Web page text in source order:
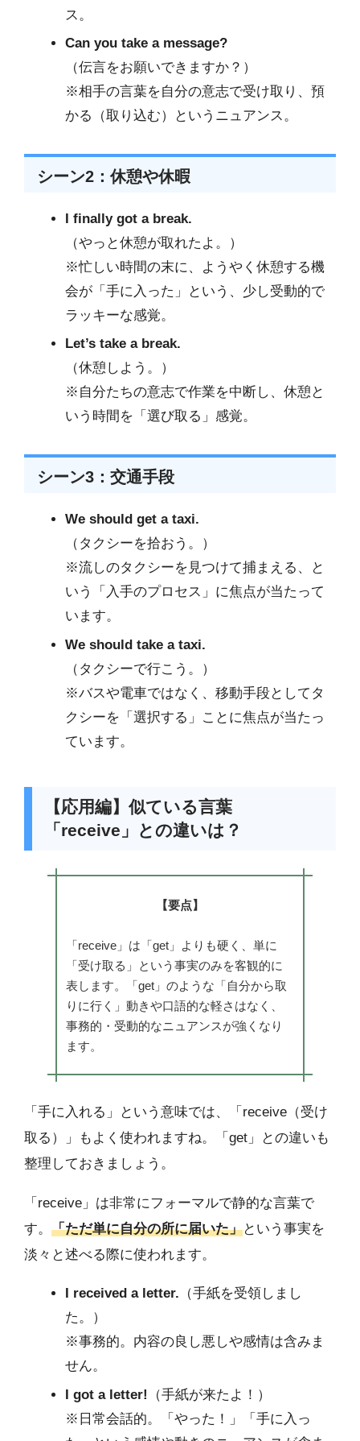
ス。
Can you take a message?
（伝言をお願いできますか？）
※相手の言葉を自分の意志で受け取り、預
かる（取り込む）というニュアンス。
シーン2：休憩や休暇
I finally got a break.
（やっと休憩が取れたよ。）
※忙しい時間の末に、ようやく休憩する機
会が「手に入った」という、少し受動的で
ラッキーな感覚。
Let’s take a break.
（休憩しよう。）
※自分たちの意志で作業を中断し、休憩と
いう時間を「選び取る」感覚。
シーン3：交通手段
We should get a taxi.
（タクシーを拾おう。）
※流しのタクシーを見つけて捕まえる、と
いう「入手のプロセス」に焦点が当たって
います。
We should take a taxi.
（タクシーで行こう。）
※バスや電車ではなく、移動手段としてタ
クシーを「選択する」ことに焦点が当たっ
ています。
【応用編】似ている言葉
「receive」との違いは？
【要点】
「receive」は「get」よりも硬く、単に
「受け取る」という事実のみを客観的に
表します。「get」のような「自分から取
りに行く」動きや口語的な軽さはなく、
事務的・受動的なニュアンスが強くなり
ます。
「手に入れる」という意味では、「receive（受け
取る）」もよく使われますね。「get」との違いも
整理しておきましょう。
「receive」は非常にフォーマルで静的な言葉で
す。 「ただ単に自分の所に届いた」という事実を
淡々と述べる際に使われます。
I received a letter. （手紙を受領しまし
た。）
※事務的。内容の良し悪しや感情は含みま
せん。
I got a letter!
（手紙が来たよ！）
※日常会話的。「やった！」「手に入っ